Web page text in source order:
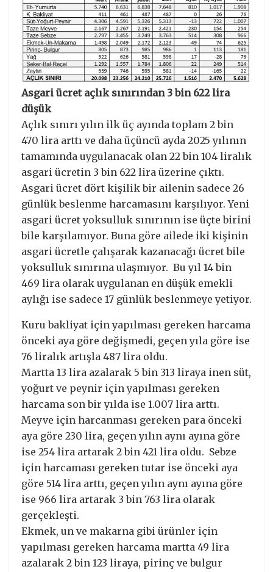
Asgari ücret açlık sınırından 3 bin 622 lira
düşük
Açlık sınırı yılın ilk üç ayında toplam 2 bin
470 lira arttı ve daha üçüncü ayda 2025 yılının
tamamında uygulanacak olan 22 bin 104 liralık
asgari ücretin 3 bin 622 lira üzerine çıktı.
Asgari ücret dört kişilik bir ailenin sadece 26
günlük beslenme harcamasını karşılıyor. Yeni
asgari ücret yoksulluk sınırının ise üçte birini
bile karşılamıyor. Buna göre ailede iki kişinin
asgari ücretle çalışarak kazanacağı ücret bile
yoksulluk sınırına ulaşmıyor. Bu yıl 14 bin
469 lira olarak uygulanan en düşük emekli
aylığı ise sadece 17 günlük beslenmeye yetiyor.
Kuru bakliyat için yapılması gereken harcama
önceki aya göre değişmedi, geçen yıla göre ise
76 liralık artışla 487 lira oldu.
Martta 13 lira azalarak 5 bin 313 liraya inen süt,
yoğurt ve peynir için yapılması gereken
harcama son bir yılda ise 1.007 lira arttı.
Meyve için harcanması gereken para önceki
aya göre 230 lira, geçen yılın aynı ayına göre
ise 254 lira artarak 2 bin 421 lira oldu. Sebze
için harcaması gereken tutar ise önceki aya
göre 514 lira arttı, geçen yılın aynı ayına göre
ise 966 lira artarak 3 bin 763 lira olarak
gerçekleşti.
Ekmek, un ve makarna gibi ürünler için
yapılması gereken harcama martta 49 lira
azalarak 2 bin 123 liraya, pirinç ve bulgur